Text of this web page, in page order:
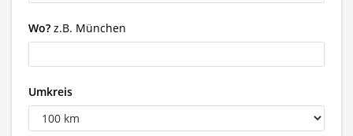
Wo? z.B. München
Umkreis